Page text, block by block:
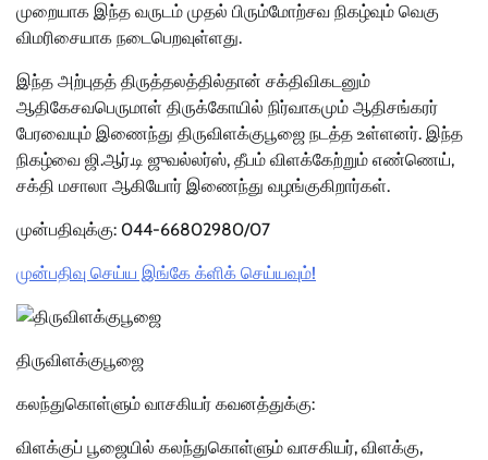
முறையாக இந்த வருடம் முதல் பிரும்மோற்சவ நிகழ்வும் வெகு
விமரிசையாக நடைபெறவுள்ளது.
இந்த அற்புதத் திருத்தலத்தில்தான் சக்திவிகடனும்
ஆதிகேசவபெருமாள் திருக்கோயில் நிர்வாகமும் ஆதிசங்கரர்
பேரவையும் இணைந்து திருவிளக்குபூஜை நடத்த உள்ளனர். இந்த
நிகழ்வை ஜி.ஆர்.டி ஜுவல்லர்ஸ், தீபம் விளக்கேற்றும் எண்ணெய்,
சக்தி மசாலா ஆகியோர் இணைந்து வழங்குகிறார்கள்.
முன்பதிவுக்கு: 044-66802980/07
முன்பதிவு செய்ய இங்கே க்ளிக் செய்யவும்!
திருவிளக்குபூஜை
கலந்துகொள்ளும் வாசகியர் கவனத்துக்கு:
விளக்குப் பூஜையில் கலந்துகொள்ளும் வாசகியர், விளக்கு,